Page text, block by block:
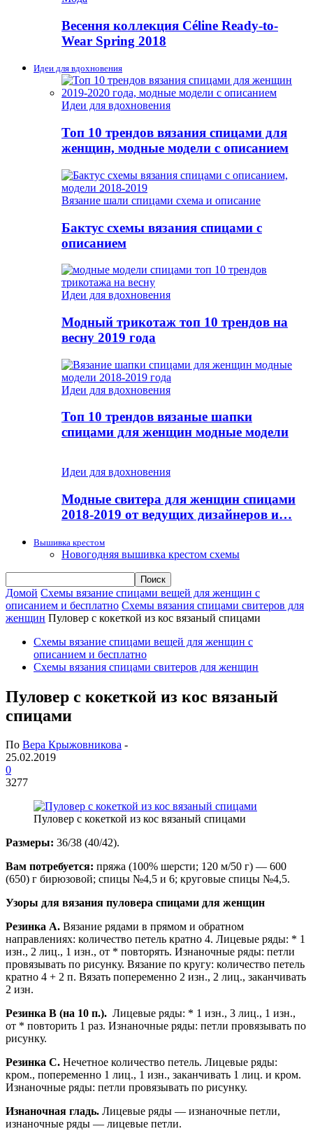
Весення коллекция Céline Ready-to-
Wear Spring 2018
Идеи для вдохновения
Идеи для вдохновения
Топ 10 трендов вязания спицами для
женщин, модные модели с описанием
Вязание шали спицами схема и описание
Бактус схемы вязания спицами с
описанием
Идеи для вдохновения
Модный трикотаж топ 10 трендов на
весну 2019 года
Идеи для вдохновения
Топ 10 трендов вязаные шапки
спицами для женщин модные модели
Идеи для вдохновения
Модные свитера для женщин спицами
2018-2019 от ведущих дизайнеров и…
Вышивка крестом
Новогодняя вышивка крестом схемы
Домой Схемы вязание спицами вещей для женщин с
описанием и бесплатно Схемы вязания спицами свитеров для
женщин Пуловер с кокеткой из кос вязаный спицами
Схемы вязание спицами вещей для женщин с
описанием и бесплатно
Схемы вязания спицами свитеров для женщин
Пуловер с кокеткой из кос вязаный
спицами
По Вера Крыжовникова -
25.02.2019
0
3277
Пуловер с кокеткой из кос вязаный спицами
Размеры: 36/38 (40/42).
Вам потребуется: пряжа (100% шерсти; 120 м/50 г) — 600
(650) г бирюзовой; спицы №4,5 и 6; круговые спицы №4,5.
Узоры для вязания пуловера спицами для женщин
Резинка A. Вязание рядами в прямом и обратном
направлениях: количество петель кратно 4. Лицевые ряды: * 1
изн., 2 лиц., 1 изн., от * повторять. Изнаночные ряды: петли
провязывать по рисунку. Вязание по кругу: количество петель
кратно 4 + 2 п. Вязать попеременно 2 изн., 2 лиц., заканчивать
2 изн.
Резинка B (на 10 п.). Лицевые ряды: * 1 изн., 3 лиц., 1 изн.,
от * повторить 1 раз. Изнаночные ряды: петли провязывать по
рисунку.
Резинка C. Нечетное количество петель. Лицевые ряды:
кром., попеременно 1 лиц., 1 изн., заканчивать 1 лиц. и кром.
Изнаночные ряды: петли провязывать по рисунку.
Изнаночная гладь. Лицевые ряды — изнаночные петли,
изнаночные ряды — лицевые петли.